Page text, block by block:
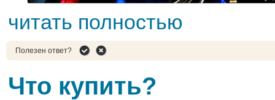
читать полностью
Полезен ответ?
Что купить?